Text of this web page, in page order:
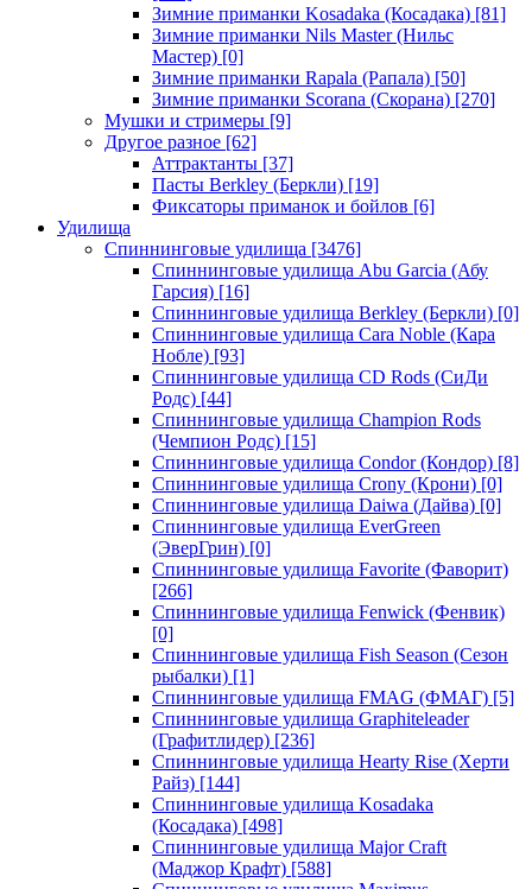
Зимние приманки Kosadaka (Косадака) [81]
Зимние приманки Nils Master (Нильс
Мастер) [0]
Зимние приманки Rapala (Рапала) [50]
Зимние приманки Scorana (Скорана) [270]
Мушки и стримеры [9]
Другое разное [62]
Аттрактанты [37]
Пасты Berkley (Беркли) [19]
Фиксаторы приманок и бойлов [6]
Удилища
Спиннинговые удилища [3476]
Спиннинговые удилища Abu Garcia (Абу
Гарсия) [16]
Спиннинговые удилища Berkley (Беркли) [0]
Спиннинговые удилища Cara Noble (Кара
Нобле) [93]
Спиннинговые удилища CD Rods (СиДи
Родс) [44]
Спиннинговые удилища Champion Rods
(Чемпион Родс) [15]
Спиннинговые удилища Condor (Кондор) [8]
Спиннинговые удилища Crony (Крони) [0]
Спиннинговые удилища Daiwa (Дайва) [0]
Спиннинговые удилища EverGreen
(ЭверГрин) [0]
Спиннинговые удилища Favorite (Фаворит)
[266]
Спиннинговые удилища Fenwick (Фенвик)
[0]
Спиннинговые удилища Fish Season (Сезон
рыбалки) [1]
Спиннинговые удилища FMAG (ФМАГ) [5]
Спиннинговые удилища Graphiteleader
(Графитлидер) [236]
Спиннинговые удилища Hearty Rise (Херти
Райз) [144]
Спиннинговые удилища Kosadaka
(Косадака) [498]
Спиннинговые удилища Major Craft
(Маджор Крафт) [588]